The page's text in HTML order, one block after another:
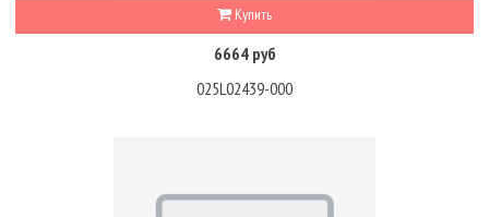
Купить
6664 руб
025L02439-000